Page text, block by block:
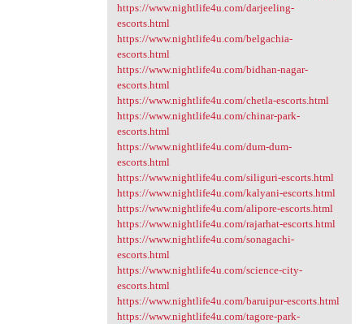
https://www.nightlife4u.com/darjeeling-
escorts.html
https://www.nightlife4u.com/belgachia-
escorts.html
https://www.nightlife4u.com/bidhan-nagar-
escorts.html
https://www.nightlife4u.com/chetla-escorts.html
https://www.nightlife4u.com/chinar-park-
escorts.html
https://www.nightlife4u.com/dum-dum-
escorts.html
https://www.nightlife4u.com/siliguri-escorts.html
https://www.nightlife4u.com/kalyani-escorts.html
https://www.nightlife4u.com/alipore-escorts.html
https://www.nightlife4u.com/rajarhat-escorts.html
https://www.nightlife4u.com/sonagachi-
escorts.html
https://www.nightlife4u.com/science-city-
escorts.html
https://www.nightlife4u.com/baruipur-escorts.html
https://www.nightlife4u.com/tagore-park-